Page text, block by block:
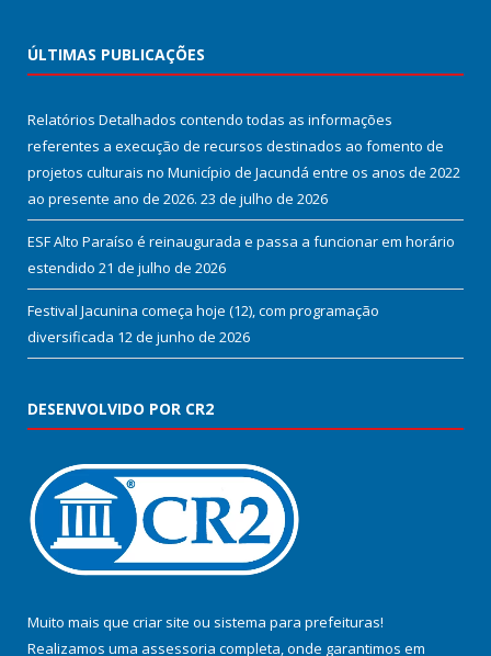
ÚLTIMAS PUBLICAÇÕES
Relatórios Detalhados contendo todas as informações
referentes a execução de recursos destinados ao fomento de
projetos culturais no Município de Jacundá entre os anos de 2022
ao presente ano de 2026. 23 de julho de 2026
ESF Alto Paraíso é reinaugurada e passa a funcionar em horário
estendido 21 de julho de 2026
Festival Jacunina começa hoje (12), com programação
diversificada 12 de junho de 2026
DESENVOLVIDO POR CR2
Muito mais que criar site ou sistema para prefeituras!
Realizamos uma assessoria completa, onde garantimos em